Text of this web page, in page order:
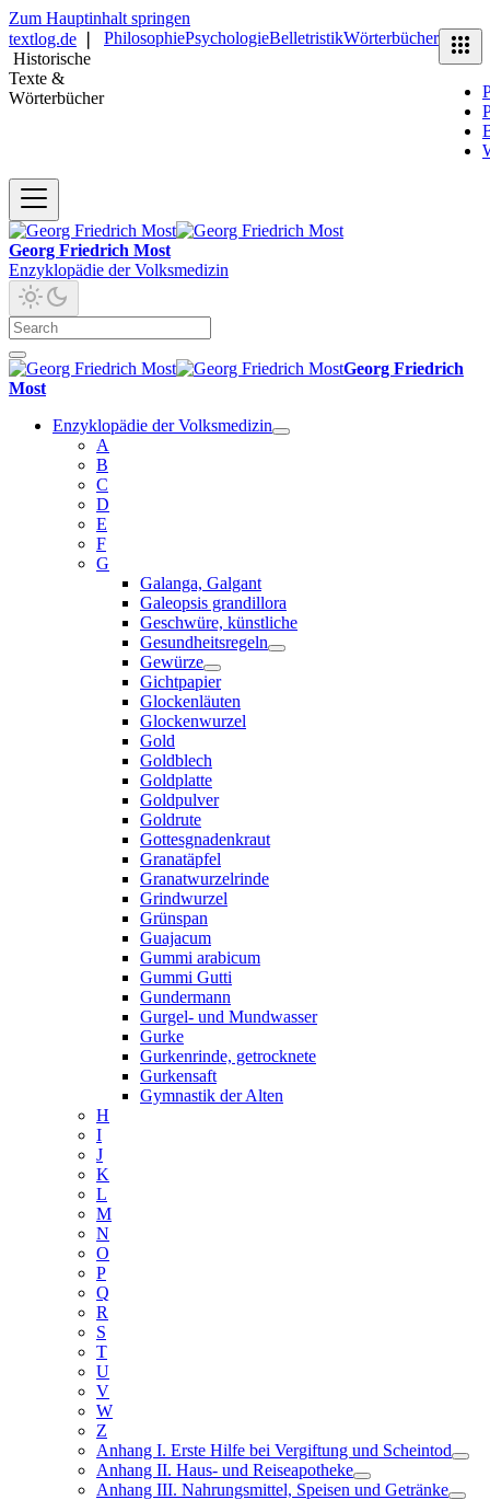
Zum Hauptinhalt springen
textlog.de
Historische
Texte &
Wörterbücher
PhilosophiePsychologieBelletristikWörterbücher
Georg Friedrich Most
Enzyklopädie der Volksmedizin
Georg Friedrich
Most
Enzyklopädie der Volksmedizin
A
B
C
D
E
F
G
Galanga, Galgant
Galeopsis grandillora
Geschwüre, künstliche
Gesundheitsregeln
Gewürze
Gichtpapier
Glockenläuten
Glockenwurzel
Gold
Goldblech
Goldplatte
Goldpulver
Goldrute
Gottesgnadenkraut
Granatäpfel
Granatwurzelrinde
Grindwurzel
Grünspan
Guajacum
Gummi arabicum
Gummi Gutti
Gundermann
Gurgel- und Mundwasser
Gurke
Gurkenrinde, getrocknete
Gurkensaft
Gymnastik der Alten
H
I
J
K
L
M
N
O
P
Q
R
S
T
U
V
W
Z
Anhang I. Erste Hilfe bei Vergiftung und Scheintod
Anhang II. Haus- und Reiseapotheke
Anhang III. Nahrungsmittel, Speisen und Getränke